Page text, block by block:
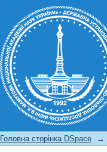
Пошук
Головна сторінка DSpace →